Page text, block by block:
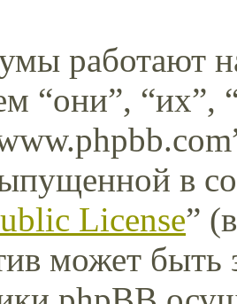
работают
“они”, “их”,
в
License”
может быть